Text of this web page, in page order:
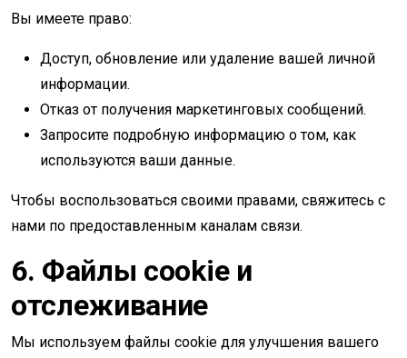
Вы имеете право:
Доступ, обновление или удаление вашей личной
информации.
Отказ от получения маркетинговых сообщений.
Запросите подробную информацию о том, как
используются ваши данные.
Чтобы воспользоваться своими правами, свяжитесь с
нами по предоставленным каналам связи.
6. Файлы cookie и
отслеживание
Мы используем файлы cookie для улучшения вашего